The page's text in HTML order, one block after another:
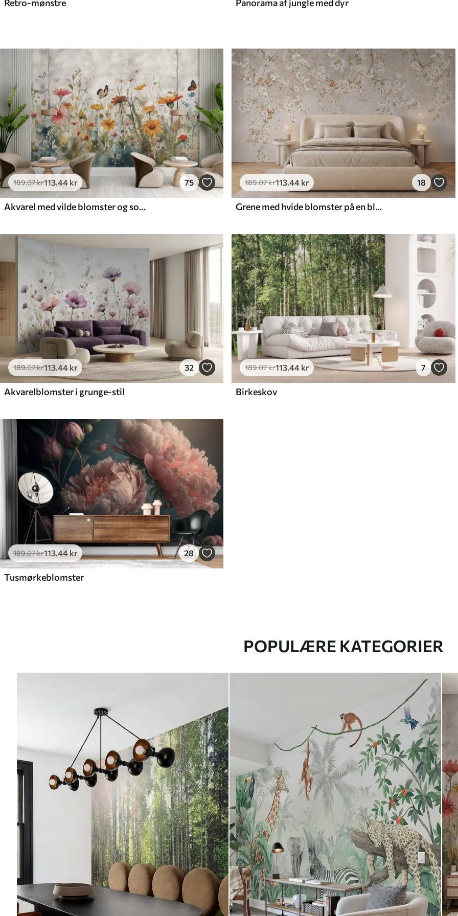
Retro-mønstre Panorama af jungle med dyr
189.07kr113 .44 kr 75
Akvarel med vilde blomster og sommerfugle
189.07kr113 .44 kr 18
Grene med hvide blomster på en blød beige baggrund
189.07kr113.44 kr 32
Akvarelblomster i grunge-stil
189.07kr113.44 kr 7
Birkeskov
189.07kr113 .44 kr 28
Tusmørkeblomster
POPULÆRE KATEGORIER